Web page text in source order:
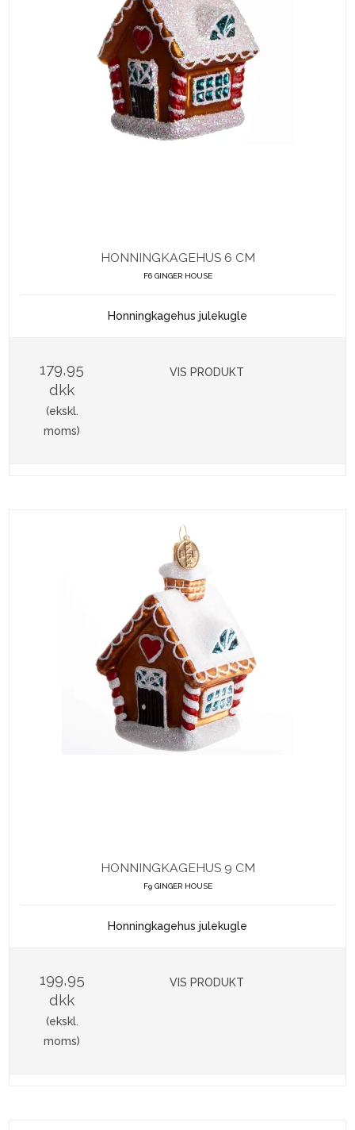
HONNINGKAGEHUS 6 CM
F6 GINGER HOUSE
Honningkagehus julekugle
179,95
dkk
(ekskl.
moms)
VIS PRODUKT
HONNINGKAGEHUS 9 CM
F9 GINGER HOUSE
Honningkagehus julekugle
199,95
dkk
(ekskl.
moms)
VIS PRODUKT